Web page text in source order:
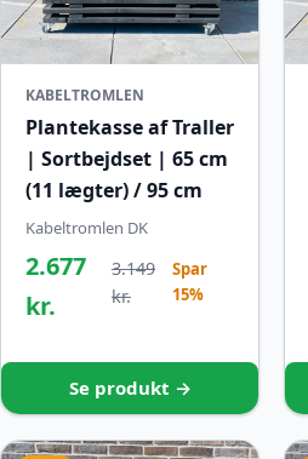
KABELTROMLEN
Plantekasse af Traller
| Sortbejdset | 65 cm
(11 lægter) / 95 cm
Kabeltromlen DK
2.677
kr.
3.149
kr.
Spar
15%
Se produkt →